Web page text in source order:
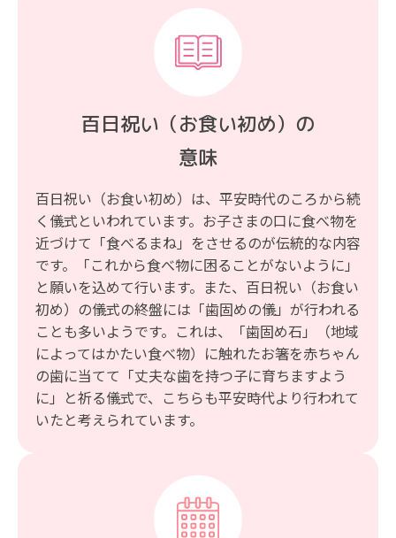
百日祝い（お食い初め）の
意味
百日祝い（お食い初め）は、平安時代のころから続
く儀式といわれています。お子さまの口に食べ物を
近づけて「食べるまね」をさせるのが伝統的な内容
です。「これから食べ物に困ることがないように」
と願いを込めて行います。また、百日祝い（お食い
初め）の儀式の終盤には「歯固めの儀」が行われる
ことも多いようです。これは、「歯固め石」（地域
によってはかたい食べ物）に触れたお箸を赤ちゃん
の歯に当てて「丈夫な歯を持つ子に育ちますよう
に」と祈る儀式で、こちらも平安時代より行われて
いたと考えられています。